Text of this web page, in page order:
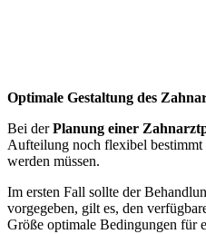
Optimale Gestaltung des
Bei derPlanung einer
Aufteilung noch flexibel
werden müssen.
Im ersten Fall sollte der
vorgegeben, gilt es, den
Größe optimale Bedingungen für